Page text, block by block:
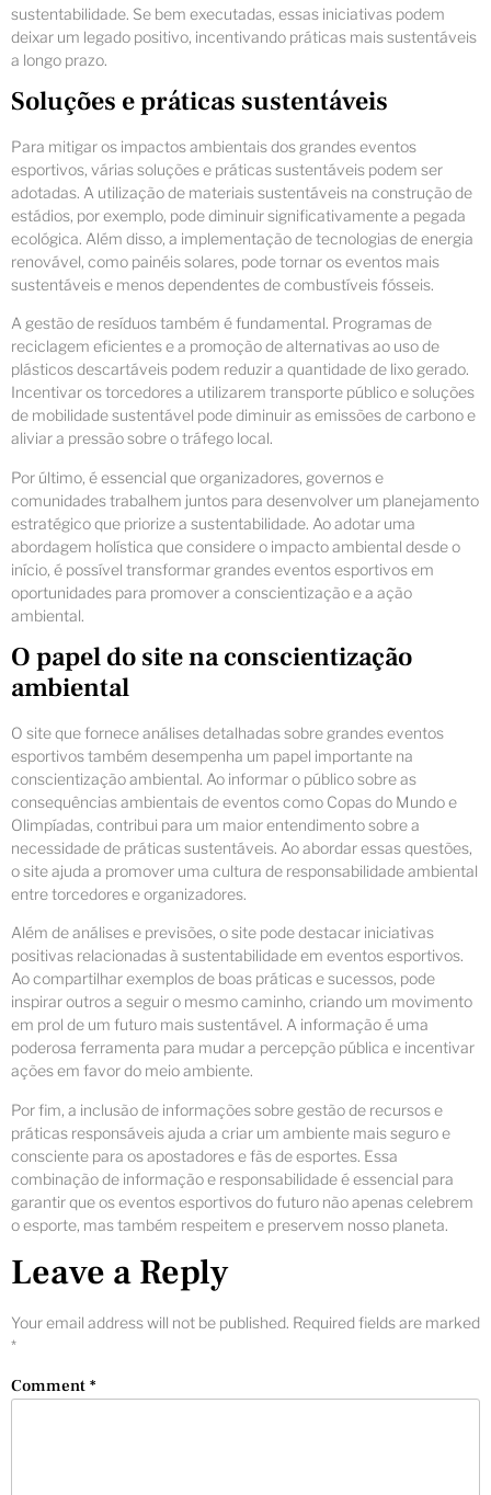
sustentabilidade. Se bem executadas, essas iniciativas podem
deixar um legado positivo, incentivando práticas mais sustentáveis
a longo prazo.
Soluções e práticas sustentáveis
Para mitigar os impactos ambientais dos grandes eventos
esportivos, várias soluções e práticas sustentáveis podem ser
adotadas. A utilização de materiais sustentáveis na construção de
estádios, por exemplo, pode diminuir significativamente a pegada
ecológica. Além disso, a implementação de tecnologias de energia
renovável, como painéis solares, pode tornar os eventos mais
sustentáveis e menos dependentes de combustíveis fósseis.
A gestão de resíduos também é fundamental. Programas de
reciclagem eficientes e a promoção de alternativas ao uso de
plásticos descartáveis podem reduzir a quantidade de lixo gerado.
Incentivar os torcedores a utilizarem transporte público e soluções
de mobilidade sustentável pode diminuir as emissões de carbono e
aliviar a pressão sobre o tráfego local.
Por último, é essencial que organizadores, governos e
comunidades trabalhem juntos para desenvolver um planejamento
estratégico que priorize a sustentabilidade. Ao adotar uma
abordagem holística que considere o impacto ambiental desde o
início, é possível transformar grandes eventos esportivos em
oportunidades para promover a conscientização e a ação
ambiental.
O papel do site na conscientização
ambiental
O site que fornece análises detalhadas sobre grandes eventos
esportivos também desempenha um papel importante na
conscientização ambiental. Ao informar o público sobre as
consequências ambientais de eventos como Copas do Mundo e
Olimpíadas, contribui para um maior entendimento sobre a
necessidade de práticas sustentáveis. Ao abordar essas questões,
o site ajuda a promover uma cultura de responsabilidade ambiental
entre torcedores e organizadores.
Além de análises e previsões, o site pode destacar iniciativas
positivas relacionadas à sustentabilidade em eventos esportivos.
Ao compartilhar exemplos de boas práticas e sucessos, pode
inspirar outros a seguir o mesmo caminho, criando um movimento
em prol de um futuro mais sustentável. A informação é uma
poderosa ferramenta para mudar a percepção pública e incentivar
ações em favor do meio ambiente.
Por fim, a inclusão de informações sobre gestão de recursos e
práticas responsáveis ajuda a criar um ambiente mais seguro e
consciente para os apostadores e fãs de esportes. Essa
combinação de informação e responsabilidade é essencial para
garantir que os eventos esportivos do futuro não apenas celebrem
o esporte, mas também respeitem e preservem nosso planeta.
Leave a Reply
Your email address will not be published. Required fields are marked
*
Comment *